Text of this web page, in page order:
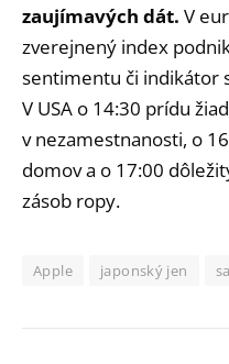
zaujímavých dát. V
zverejnený index
sentimentu či indikátor
V USA o 14:30 prídu
v nezamestnanosti, o
domov a o 17:00
zásob ropy.
Apple japonský jen